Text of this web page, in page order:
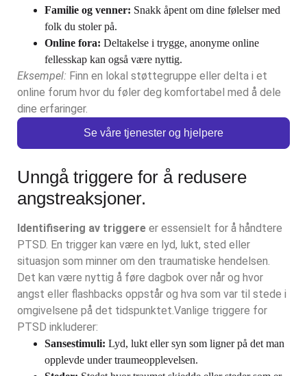
Familie og venner: Snakk åpent om dine følelser med
folk du stoler på.
Online fora: Deltakelse i trygge, anonyme online
fellesskap kan også være nyttig.
Eksempel: Finn en lokal støttegruppe eller delta i et
online forum hvor du føler deg komfortabel med å dele
dine erfaringer.
Se våre tjenester og hjelpere
Unngå triggere for å redusere
angstreaksjoner.
Identifisering av triggere er essensielt for å håndtere
PTSD. En trigger kan være en lyd, lukt, sted eller
situasjon som minner om den traumatiske hendelsen.
Det kan være nyttig å føre dagbok over når og hvor
angst eller flashbacks oppstår og hva som var til stede i
omgivelsene på det tidspunktet.Vanlige triggere for
PTSD inkluderer:
Sansestimuli: Lyd, lukt eller syn som ligner på det man
opplevde under traumeopplevelsen.